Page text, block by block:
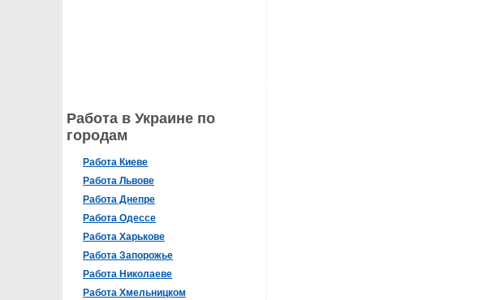
Работа в Украине по
городам
Работа Киеве
Работа Львове
Работа Днепре
Работа Одессе
Работа Харькове
Работа Запорожье
Работа Николаеве
Работа Хмельницком